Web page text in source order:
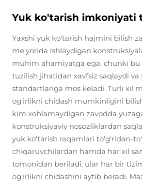
Yuk ko'tarish imkoniyati
Yaxshi yuk ko'tarish hajmini bilish
me'yorida ishlaydigan
muhim ahamiyatga ega, chunki bu
tuzilish jihatidan xavfsiz saqlaydi va
standartlariga mos keladi. Turli xil
og'irlikni chidash mumkinligini
kim xohlamaydigan zavodda
konstruksiyaviy nosozliklardan
yuk ko'tarish raqamlari to'g'ridan-
chiqaruvchilardan hamda har xil
tomonidan beriladi, ular har bir
og'irlikni chidashini aytib beradi.